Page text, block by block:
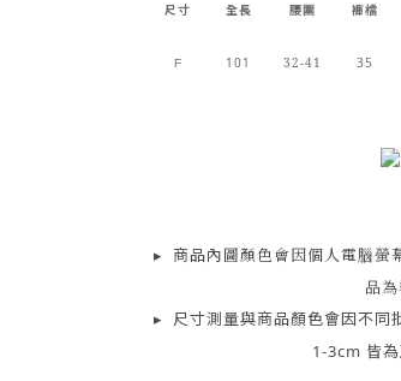
尺寸 全長 腰圍 褲檔
F 101 32-41 35
▸ 商品內圖顏色會因個人電腦螢
品
▸ 尺寸測量與商品顏色會因不同
1-3cm 皆